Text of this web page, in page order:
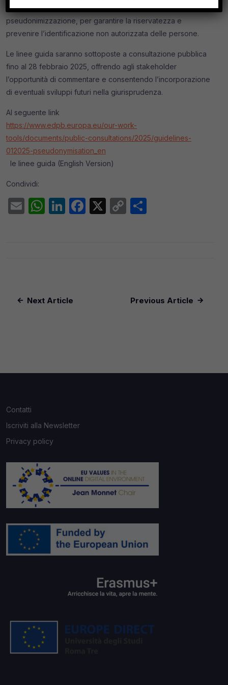
salvaguardie necessarie, quando si utilizza la
pseudonimizzazione, per garantire la riservatezza e
prevenire l’identificazione non autorizzata delle persone.
Le linee guida saranno sottoposte a consultazione pubblica
fino al 28 febbraio 2025, offrendo agli stakeholder
l’opportunità di commentare e consentendo l’incorporazione
di eventuali sviluppi futuri nella giurisprudenza.
Al seguente link
https://www.edpb.europa.eu/our-work-
tools/documents/public-consultations/2025/guidelines-
012025-pseudonymisation_en
le linee guida (English Version)
Condividi:
EmailWhatsApp
LinkedIn
Facebook
X
Copy
Next Article Previous Article
Contatti
Iscriviti alla Newsletter
Privacy policy